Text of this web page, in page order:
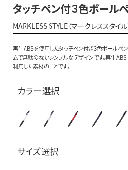
タッチペン付３色ボールペ
MARKLESS STYLE（マークレススタイル
再生ABSを使用したタッチペン付き3色ボールペン
ムで無駄のないシンプルなデザインです。再生
利用した素材のことです。
カラー選択
サイズ選択